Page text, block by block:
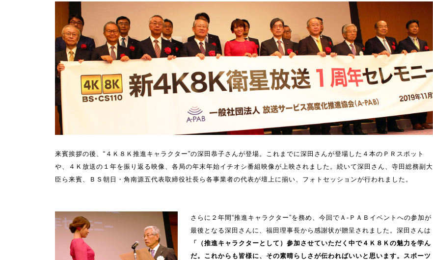
来賓挨拶の後、“４Ｋ８Ｋ推進キャラクター”の深田恭子さんが登場。これまでに深田さんが登場した４本のＰＲスポット
や、４Ｋ放送の１年を振り返る映像、各局の年末年始イチオシ番組映像が上映されました。続いて深田さん、寺田総務副大
臣ら来賓、ＢＳ朝日・角南源五代表取締役社長ら各事業者の代表が壇上に揃い、フォトセッションが行われました。
さらに２年間“推進キャラクター”を務め、今回でＡ-ＰＡＢイベントへの参加が
最後となる深田さんに、福田理事長から感謝状が贈呈されました。深田さんは
「（推進キャラクターとして）参加させていただく中で４Ｋ８Ｋの魅力を学ん
だ。これからも皆様に、その素晴らしさが伝わればいいと思います。スポーツ